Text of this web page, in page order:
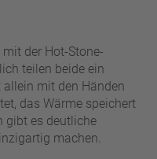
der Hot-Stone-
teilen beide ein
mit den Händen
das Wärme speichert
gibt es deutliche
machen.